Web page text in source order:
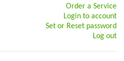
Order a Service
Login to account
Set or Reset password
Log out